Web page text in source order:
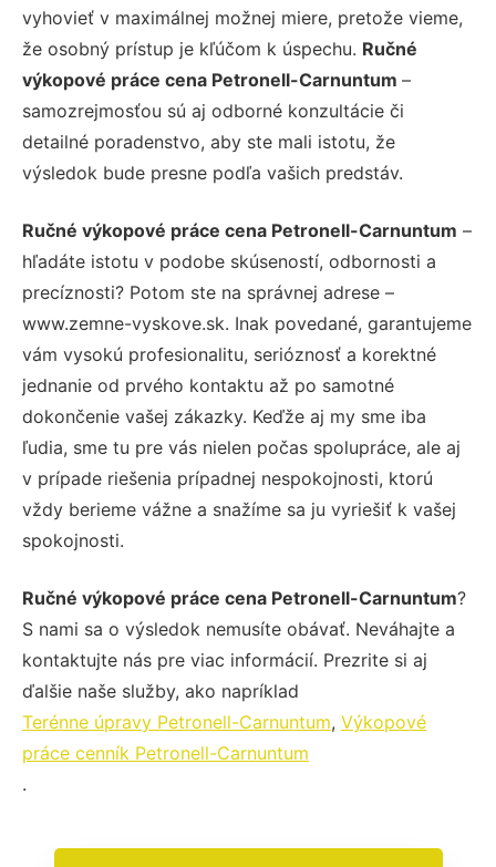
vyhovieť v maximálnej možnej miere, pretože vieme,
že osobný prístup je kľúčom k úspechu. Ručné
výkopové práce cena Petronell-Carnuntum –
samozrejmosťou sú aj odborné konzultácie či
detailné poradenstvo, aby ste mali istotu, že
výsledok bude presne podľa vašich predstáv.
Ručné výkopové práce cena Petronell-Carnuntum –
hľadáte istotu v podobe skúseností, odbornosti a
precíznosti? Potom ste na správnej adrese –
www.zemne-vyskove.sk. Inak povedané, garantujeme
vám vysokú profesionalitu, serióznosť a korektné
jednanie od prvého kontaktu až po samotné
dokončenie vašej zákazky. Keďže aj my sme iba
ľudia, sme tu pre vás nielen počas spolupráce, ale aj
v prípade riešenia prípadnej nespokojnosti, ktorú
vždy berieme vážne a snažíme sa ju vyriešiť k vašej
spokojnosti.
Ručné výkopové práce cena Petronell-Carnuntum?
S nami sa o výsledok nemusíte obávať. Neváhajte a
kontaktujte nás pre viac informácií. Prezrite si aj
ďalšie naše služby, ako napríklad
Terénne úpravy Petronell-Carnuntum, Výkopové
práce cenník Petronell-Carnuntum
.